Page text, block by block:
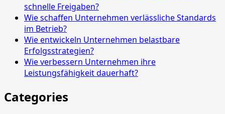
schnelle Freigaben?
Wie schaffen Unternehmen verlässliche Standards
im Betrieb?
Wie entwickeln Unternehmen belastbare
Erfolgsstrategien?
Wie verbessern Unternehmen ihre
Leistungsfähigkeit dauerhaft?
Categories